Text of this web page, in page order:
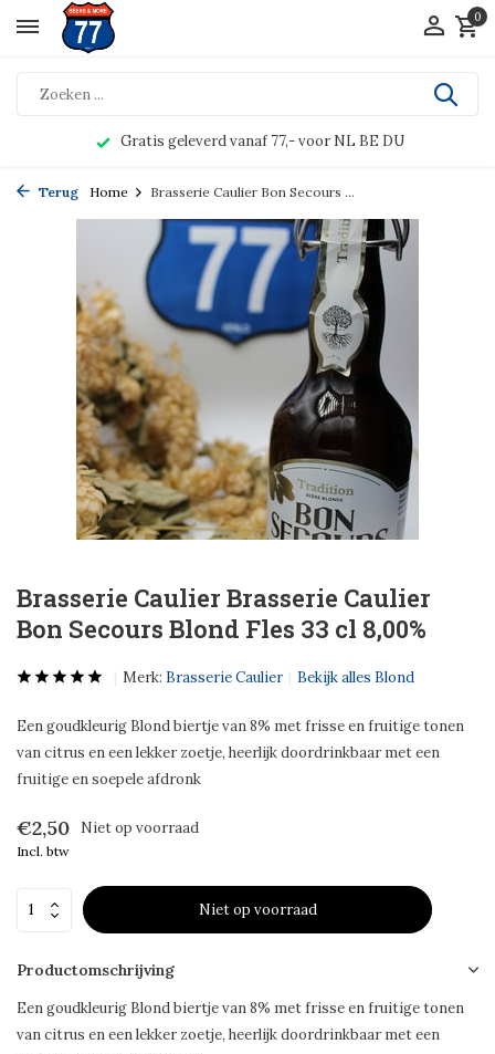
0
Gratis geleverd vanaf 77,- voor NL BE DU
Terug Home Brasserie Caulier Bon Secours ...
Brasserie Caulier Brasserie Caulier
Bon Secours Blond Fles 33 cl 8,00%
Merk: Brasserie Caulier Bekijk alles Blond
Een goudkleurig Blond biertje van 8% met frisse en fruitige tonen
van citrus en een lekker zoetje, heerlijk doordrinkbaar met een
fruitige en soepele afdronk
€2,50 Niet op voorraad
Incl. btw
Niet op voorraad
Productomschrijving
Een goudkleurig Blond biertje van 8% met frisse en fruitige tonen
van citrus en een lekker zoetje, heerlijk doordrinkbaar met een